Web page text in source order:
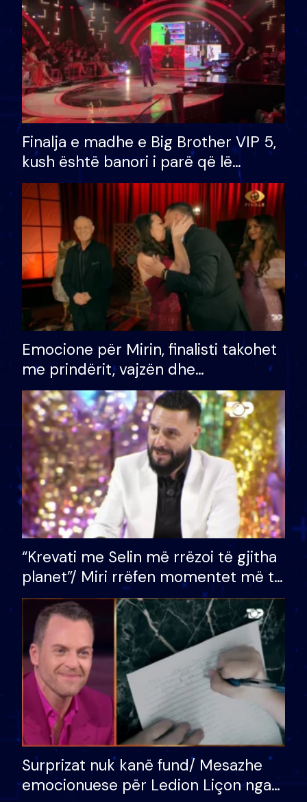
Finalja e madhe e Big Brother VIP 5,
kush është banori i parë që lë
shtëpinë dhe humb mundësinë për
të fituar çmimin e madh
Emocione për Mirin, finalisti takohet
me prindërit, vajzën dhe
bashkëshorten: S’kemi ndonjë letër
divorci apo jo?
“Krevati me Selin më rrëzoi të gjitha
planet”/ Miri rrëfen momentet më të
bukura në shtëpinë e BB VIP: Do më
mungojë zilja e mëngjesit kur…
Surprizat nuk kanë fund/ Mesazhe
emocionuese për Ledion Liçon nga